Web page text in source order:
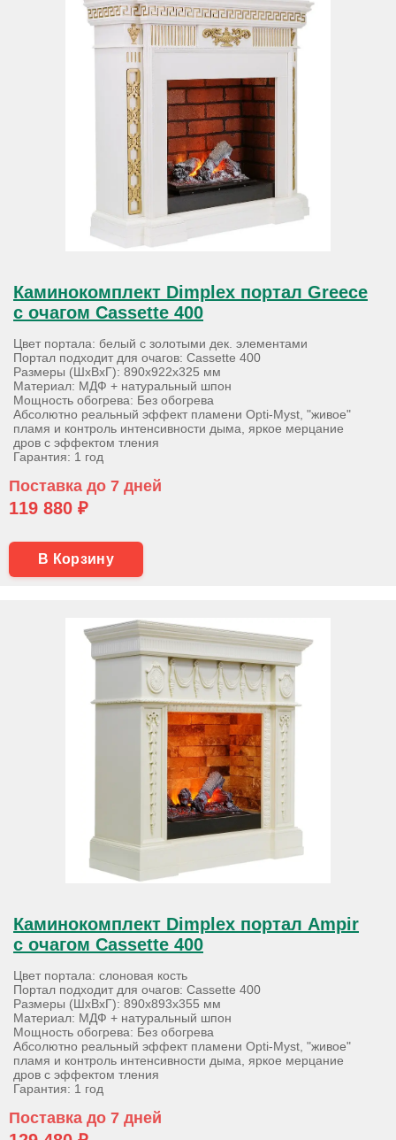
Каминокомплект Dimplex портал Greece
с очагом Cassette 400
Цвет портала: белый с золотыми дек. элементами
Портал подходит для очагов: Cassette 400
Размеры (ШхВхГ): 890х922х325 мм
Материал: МДФ + натуральный шпон
Мощность обогрева: Без обогрева
Абсолютно реальный эффект пламени Opti-Myst, "живое"
пламя и контроль интенсивности дыма, яркое мерцание
дров с эффектом тления
Гарантия: 1 год
Поставка до 7 дней
119 880 ₽
В Корзину
Каминокомплект Dimplex портал Ampir
с очагом Cassette 400
Цвет портала: слоновая кость
Портал подходит для очагов: Cassette 400
Размеры (ШхВхГ): 890х893х355 мм
Материал: МДФ + натуральный шпон
Мощность обогрева: Без обогрева
Абсолютно реальный эффект пламени Opti-Myst, "живое"
пламя и контроль интенсивности дыма, яркое мерцание
дров с эффектом тления
Гарантия: 1 год
Поставка до 7 дней